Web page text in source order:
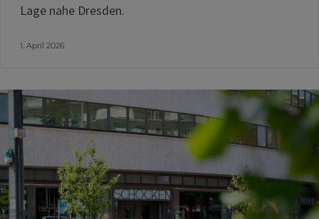
Lage nahe Dresden.
1. April 2026